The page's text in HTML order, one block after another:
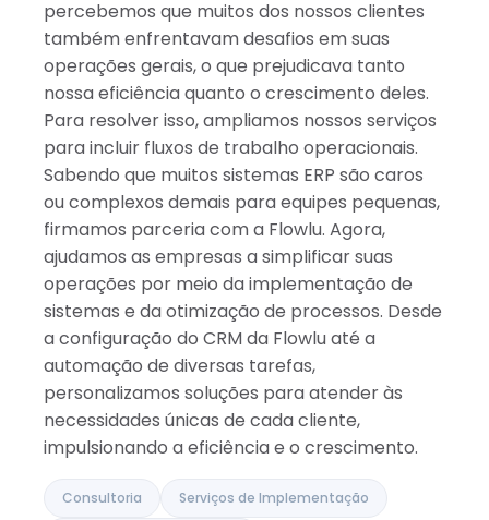
percebemos que muitos dos nossos clientes
também enfrentavam desafios em suas
operações gerais, o que prejudicava tanto
nossa eficiência quanto o crescimento deles.
Para resolver isso, ampliamos nossos serviços
para incluir fluxos de trabalho operacionais.
Sabendo que muitos sistemas ERP são caros
ou complexos demais para equipes pequenas,
firmamos parceria com a Flowlu. Agora,
ajudamos as empresas a simplificar suas
operações por meio da implementação de
sistemas e da otimização de processos. Desde
a configuração do CRM da Flowlu até a
automação de diversas tarefas,
personalizamos soluções para atender às
necessidades únicas de cada cliente,
impulsionando a eficiência e o crescimento.
Consultoria Serviços de Implementação